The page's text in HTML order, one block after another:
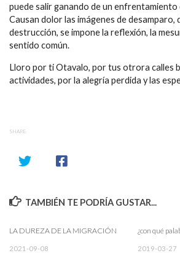
puede salir ganando de un
Causan dolor las imágenes de desamparo,
destrucción, se impone la reflexión, la
sentido común.
Lloro por ti Otavalo, por tus otrora calles
actividades, por la alegría perdida y las
SHARE
TAMBIÉN TE PODRÍA GUSTAR...
LA DUREZA DE LA MIGRACIÓN
2021-09-08
¿con qué
2019-03-27